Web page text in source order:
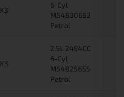
X3
6-Cyl
M54B306S3
Petrol
X3
2.5L 2494CC
6-Cyl
M54B256S5
Petrol